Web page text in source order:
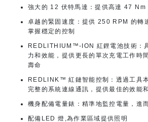
強大的 12 伏特馬達：提供高達 47 Nm
卓越的緊固速度：提供 250 RPM 的轉
掌握穩定的控制
REDLITHIUM™-ION 紅鋰電池技術：
力和效能，提供更長的單次充電工作時
壽命
REDLINK™ 紅鏈智能控制：透過工具
完整的系統連線通訊，提供最佳的效能
機身配備電量錶：精準地監控電量，進
配備LED 燈,為作業區域提供照明